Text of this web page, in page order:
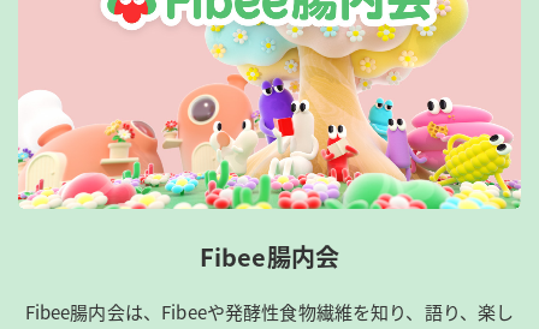
Fibee腸内会
Fibee腸内会は、​Fibeeや発酵性食物繊維を知り、語り、楽し